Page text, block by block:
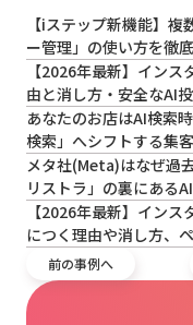
【iステップ新機能】
ー管理」の使い方を徹
【2026年最新】イン
由と消し方・安全なAI
あなたのお店はAI検索
検索」へシフトする集
メタ社(Meta)はなぜ過
リストラ」の裏にある
【2026年最新】イン
につく理由や消し方、
前の事例へ